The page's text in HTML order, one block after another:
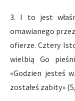
3. I to jest
omawianego
ofierze. Cztery
wielbią Go
«Godzien jesteś
zostałeś zabity»